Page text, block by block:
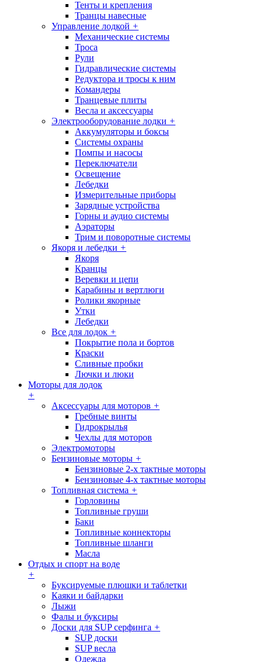
Тенты и крепления
Транцы навесные
Управление лодкой +
Механические системы
Троса
Рули
Гидравлические системы
Редуктора и тросы к ним
Командеры
Транцевые плиты
Весла и аксессуары
Электрооборудование лодки +
Аккумуляторы и боксы
Системы охраны
Помпы и насосы
Переключатели
Освещение
Лебедки
Измерительные приборы
Зарядные устройства
Горны и аудио системы
Аэраторы
Трим и поворотные системы
Якоря и лебедки +
Якоря
Кранцы
Веревки и цепи
Карабины и вертлюги
Ролики якорные
Утки
Лебедки
Все для лодок +
Покрытие пола и бортов
Краски
Сливные пробки
Лючки и люки
Моторы для лодок
+
Аксессуары для моторов +
Гребные винты
Гидрокрылья
Чехлы для моторов
Электромоторы
Бензиновые моторы +
Бензиновые 2-х тактные моторы
Бензиновые 4-х тактные моторы
Топливная система +
Горловины
Топливные груши
Баки
Топливные коннекторы
Топливные шланги
Масла
Отдых и спорт на воде
+
Буксируемые плюшки и таблетки
Каяки и байдарки
Лыжи
Фалы и буксиры
Доски для SUP серфинга +
SUP доски
SUP весла
Одежда